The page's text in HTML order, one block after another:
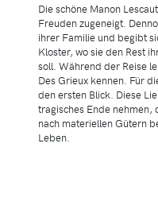
Die schöne Manon
Freuden zugeneigt.
ihrer Familie und begibt
Kloster, wo sie den Rest
soll. Während der Reise
Des Grieux kennen. Für
den ersten Blick. Diese
tragisches Ende nehmen,
nach materiellen Gütern
Leben.